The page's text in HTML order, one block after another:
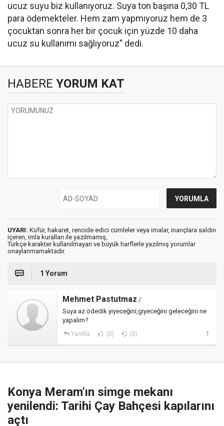
ucuz suyu biz kullanıyoruz. Suya ton başına 0,30 TL
para ödemekteler. Hem zam yapmıyoruz hem de 3
çocuktan sonra her bir çocuk için yüzde 10 daha
ucuz su kullanımı sağlıyoruz" dedi.
HABERE YORUM KAT
UYARI: Küfür, hakaret, rencide edici cümleler veya imalar, inançlara saldırı
içeren, imla kuralları ile yazılmamış,
Türkçe karakter kullanılmayan ve büyük harflerle yazılmış yorumlar
onaylanmamaktadır.
1 Yorum
Mehmet Pastutmaz /
Suya az ödedik yiyeceğini,giyeceğini geleceğini ne
yapalım?
Yanıtla (0) (0)
Konya Meram'ın simge mekanı
yenilendi: Tarihi Çay Bahçesi kapılarını
açtı